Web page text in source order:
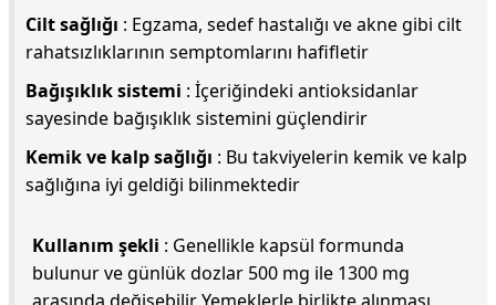
Cilt sağlığı : Egzama, sedef hastalığı ve akne gibi cilt
rahatsızlıklarının semptomlarını hafifletir
Bağışıklık sistemi : İçeriğindeki antioksidanlar
sayesinde bağışıklık sistemini güçlendirir
Kemik ve kalp sağlığı : Bu takviyelerin kemik ve kalp
sağlığına iyi geldiği bilinmektedir
Kullanım şekli : Genellikle kapsül formunda
bulunur ve günlük dozlar 500 mg ile 1300 mg